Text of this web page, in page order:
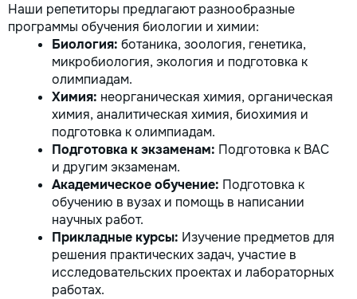
Наши репетиторы предлагают разнообразные
программы обучения биологии и химии:
Биология: ботаника, зоология, генетика,
микробиология, экология и подготовка к
олимпиадам.
Химия: неорганическая химия, органическая
химия, аналитическая химия, биохимия и
подготовка к олимпиадам.
Подготовка к экзаменам: Подготовка к BAC
и другим экзаменам.
Академическое обучение: Подготовка к
обучению в вузах и помощь в написании
научных работ.
Прикладные курсы: Изучение предметов для
решения практических задач, участие в
исследовательских проектах и лабораторных
работах.